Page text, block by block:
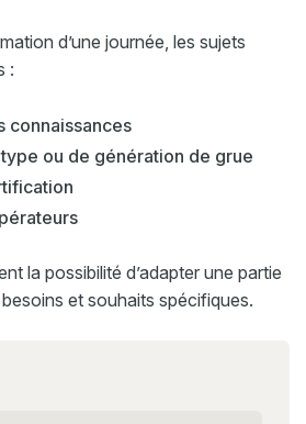
d’une journée, les sujets
:
connaissances
ou de génération de grue
la possibilité d’adapter une partie
et souhaits spécifiques.